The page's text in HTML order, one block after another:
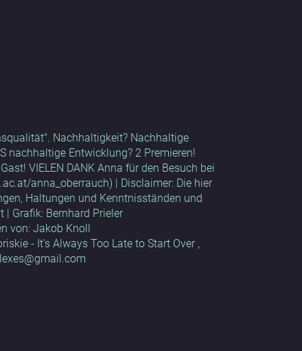
Nachhaltigkeit? Nachhaltige
nachhaltige Entwicklung? 2 Premieren!
VIELEN DANK Anna für den Besuch bei
anna_oberrauch) | Disclaimer: Die hier
Haltungen und Kenntnisständen und
Grafik: Bernhard Prieler
von: Jakob Knoll
- It's Always Too Late to Start Over ,